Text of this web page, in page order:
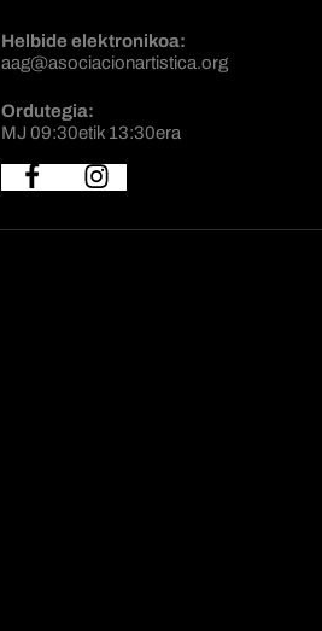
Helbide elektronikoa:
aag@asociacionartistica.org
Ordutegia:
MJ 09:30etik 13:30era